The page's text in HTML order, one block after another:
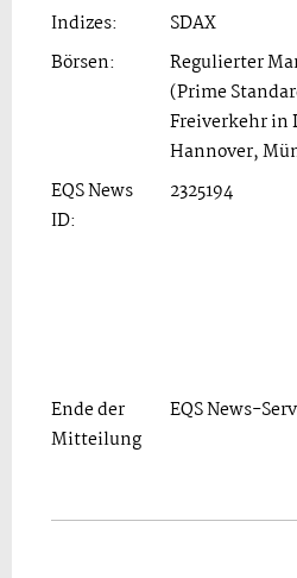
Indizes:
SDAX
Börsen:
Regulierter
(Prime
Freiverkehr in
Hannover,
EQS News
ID:
2325194
Ende der
Mitteilung
EQS News-